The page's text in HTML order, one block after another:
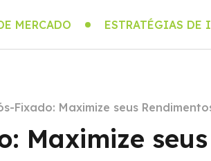
MERCADO ESTRATÉGIAS DE
Fixado: Maximize seus
Maximize